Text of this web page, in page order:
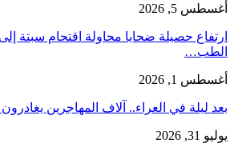
أغسطس 5, 2026
الطب…
أغسطس 1, 2026
بعد ليلة في العراء.. آلاف المهاجرين
يوليو 31, 2026